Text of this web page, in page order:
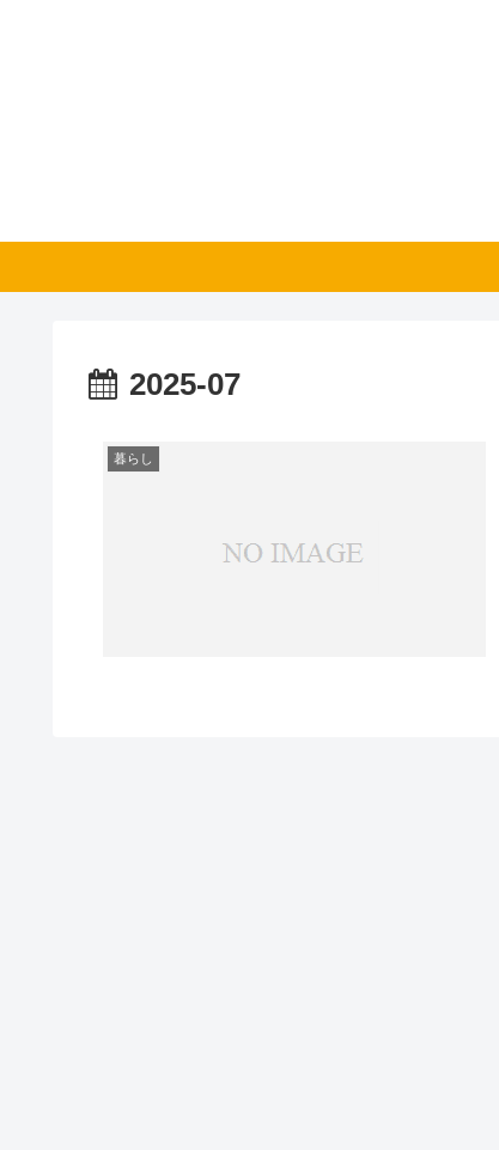
2025-07
暮らし